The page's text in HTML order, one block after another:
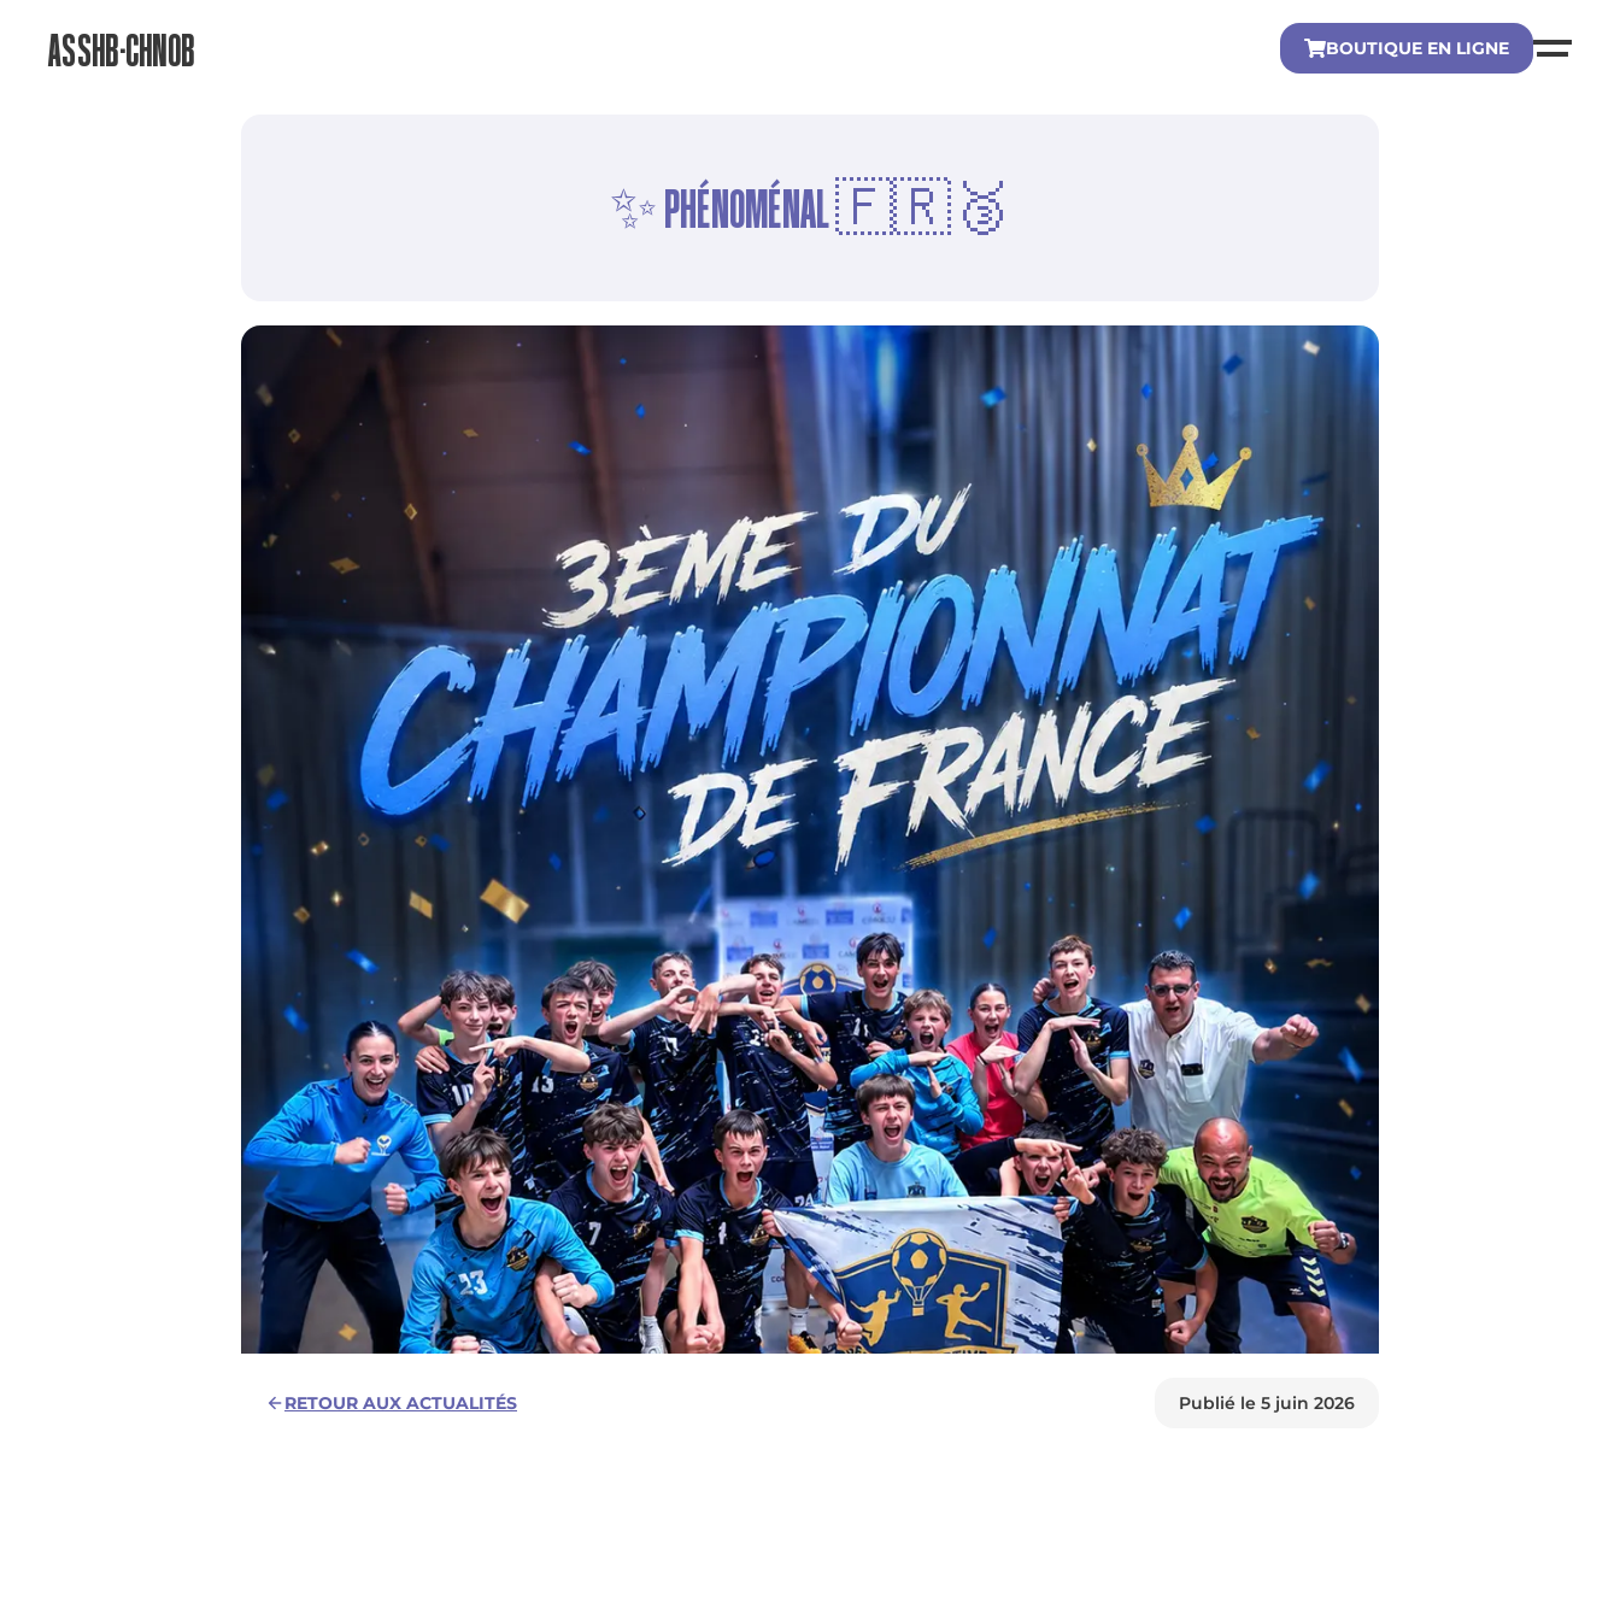
ASSHB-CHNOB BOUTIQUE EN LIGNE
✨ PHÉNOMÉNAL 🇫🇷🥉
RETOUR AUX ACTUALITÉS Publié le 5 juin 2026